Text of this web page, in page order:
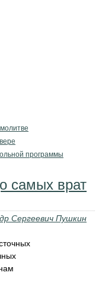
программы
самых врат
Сергеевич Пушкин